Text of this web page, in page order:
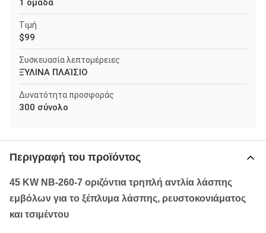
1 ομάδα
Τιμή
$99
Συσκευασία λεπτομέρειες
ΞΎΛΙΝΑ ΠΛΑΊΣΙΟ
Δυνατότητα προσφοράς
300 σύνολο
Περιγραφή του προϊόντος
45 KW NB-260-7 οριζόντια τρηπλή αντλία λάσπης
εμβόλων για το ξέπλυμα λάσπης, ρευστοκονιάματος
και τσιμέντου